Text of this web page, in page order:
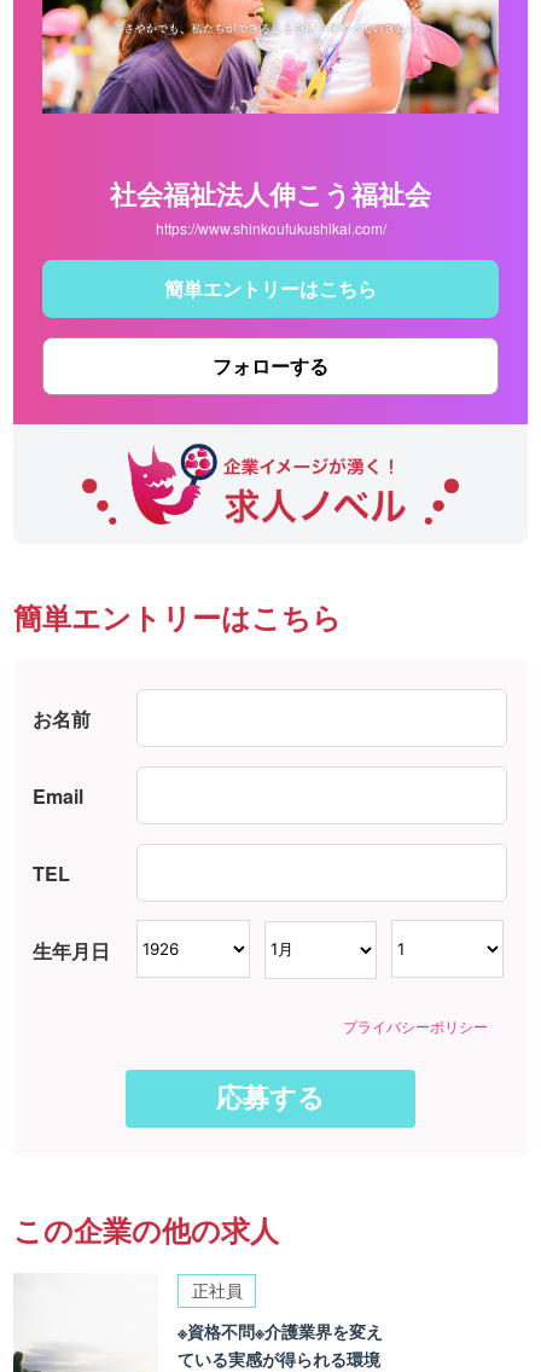
社会福祉法人伸こう福祉会
https://www.shinkoufukushikai.com/
簡単エントリーはこちら
フォローする
簡単エントリーはこちら
お名前
Email
TEL
生年月日
プライバシーポリシー
この企業の他の求人
正社員
※資格不問※介護業界を変え
ている実感が得られる環境